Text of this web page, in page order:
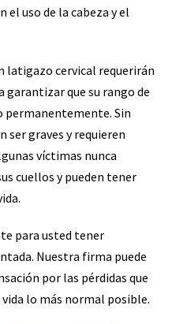
el uso de la cabeza y el
latigazo cervical requerirán
que su rango de
permanentemente. Sin
ser graves y requieren
víctimas nunca
cuellos y pueden tener
para usted tener
Nuestra firma puede
por las pérdidas que
lo más normal posible.